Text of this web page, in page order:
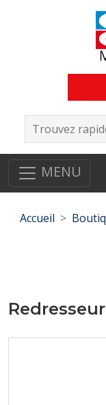
MENU
Accueil